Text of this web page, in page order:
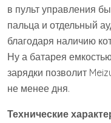
в пульт управления
пальца и отдельный
благодаря наличию
Ну а батарея
зарядки позволит
не менее дня.
Технические